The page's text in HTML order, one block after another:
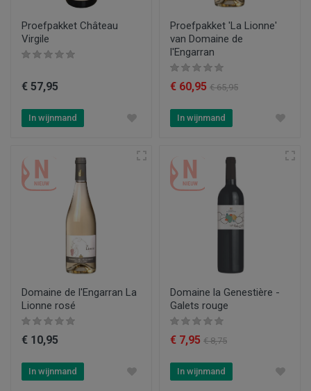
Proefpakket Château
Virgile
€ 57,95
In wijnmand
Proefpakket 'La Lionne'
van Domaine de
l'Engarran
€ 60,95 € 65,95
In wijnmand
Domaine de l'Engarran La
Lionne rosé
€ 10,95
In wijnmand
Domaine la Genestière -
Galets rouge
€ 7,95 € 8,75
In wijnmand